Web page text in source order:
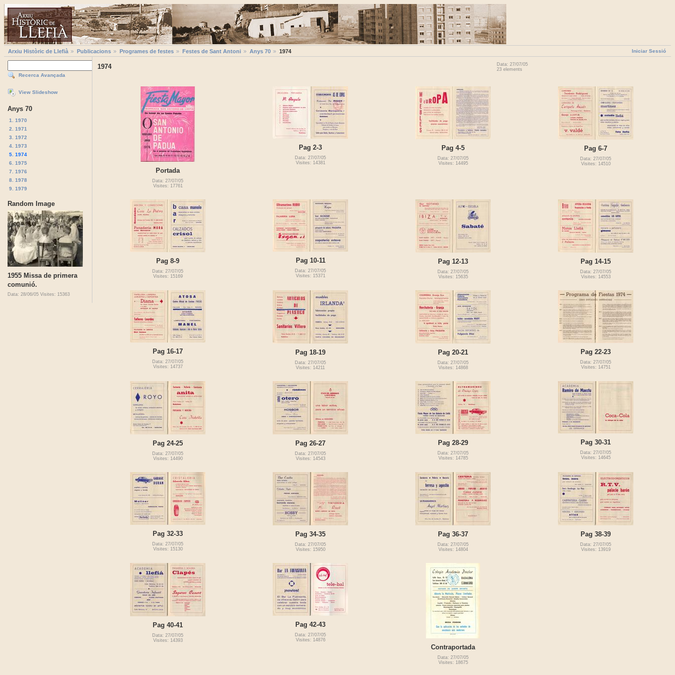
Iniciar Sessió
Arxiu Històric de Llefià Publicacions Programes de festes Festes de Sant Antoni Anys 70 1974
Recerca Avançada
View Slideshow
Anys 70
1. 1970
2. 1971
3. 1972
4. 1973
5. 1974
6. 1975
7. 1976
8. 1978
9. 1979
Random Image
1955 Missa de primera
comunió.
Data: 28/06/05 Visites: 15363
1974
Data: 27/07/05
23 elements
Portada
Data: 27/07/05
Visites: 17761
Pag 2-3
Data: 27/07/05
Visites: 14381
Pag 4-5
Data: 27/07/05
Visites: 14495
Pag 6-7
Data: 27/07/05
Visites: 14510
Pag 8-9
Data: 27/07/05
Visites: 15169
Pag 10-11
Data: 27/07/05
Visites: 15371
Pag 12-13
Data: 27/07/05
Visites: 15635
Pag 14-15
Data: 27/07/05
Visites: 14553
Pag 16-17
Data: 27/07/05
Visites: 14737
Pag 18-19
Data: 27/07/05
Visites: 14211
Pag 20-21
Data: 27/07/05
Visites: 14868
Pag 22-23
Data: 27/07/05
Visites: 14751
Pag 24-25
Data: 27/07/05
Visites: 14490
Pag 26-27
Data: 27/07/05
Visites: 14543
Pag 28-29
Data: 27/07/05
Visites: 14785
Pag 30-31
Data: 27/07/05
Visites: 14645
Pag 32-33
Data: 27/07/05
Visites: 15130
Pag 34-35
Data: 27/07/05
Visites: 15950
Pag 36-37
Data: 27/07/05
Visites: 14804
Pag 38-39
Data: 27/07/05
Visites: 13919
Pag 40-41
Data: 27/07/05
Visites: 14393
Pag 42-43
Data: 27/07/05
Visites: 14876
Contraportada
Data: 27/07/05
Visites: 18675